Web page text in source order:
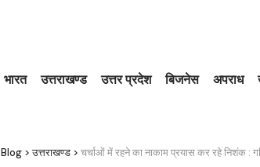
भारत उत्तराखण्ड उत्तर प्रदेश बिजनेस अपराध
Blog >उत्तराखण्ड > चर्चाओं में रहने का नाकाम प्रयास कर रहे निशंक :